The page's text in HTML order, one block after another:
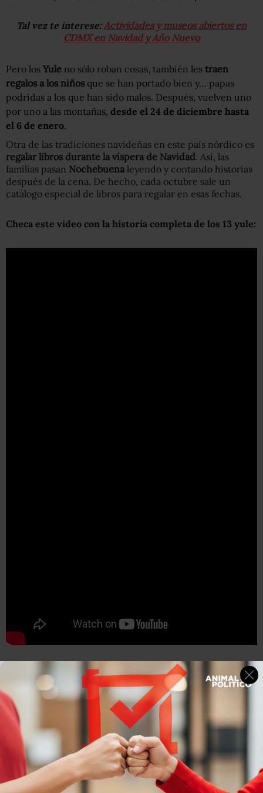
Tal vez te interese: Actividades y museos abiertos en
CDMX en Navidad y Año Nuevo
Pero los Yule no sólo roban cosas, también les traen
regalos a los niños que se han portado bien y… papas
podridas a los que han sido malos. Después, vuelven uno
por uno a las montañas, desde el 24 de diciembre hasta
el 6 de enero.
Otra de las tradiciones navideñas en este país nórdico es
regalar libros durante la víspera de Navidad. Así, las
familias pasan Nochebuena leyendo y contando historias
después de la cena. De hecho, cada octubre sale un
catálogo especial de libros para regalar en esas fechas.
Checa este video con la historia completa de los 13 yule:
Aunque este país es mayormente budista, desde hace
algunas décadas celebran Navidad de una manera muy
especial.
Durante los 70, Kentucky Fried Chicken (sí, la cadena
gringa de comida rápida) lanzó unacampaña de
publicidad con el eslogan:Kentucky = Navidad
muchísimo éxito. Tanto así que, desde entonces, los